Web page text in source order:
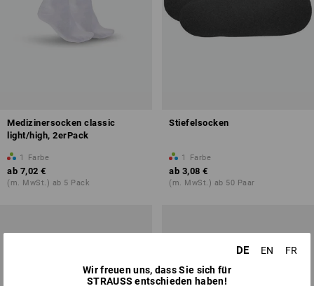
Medizinersocken classic
light/high, 2erPack
1 Farbe
ab 7,02 €
(m. MwSt.) ab 5 Pack
Stiefelsocken
1 Farbe
ab 3,08 €
(m. MwSt.) ab 50 Paar
DE EN
FR
Wir freuen uns, dass Sie sich für
STRAUSS entschieden haben!